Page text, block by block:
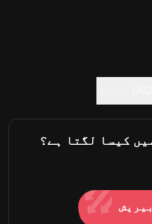
بیریش